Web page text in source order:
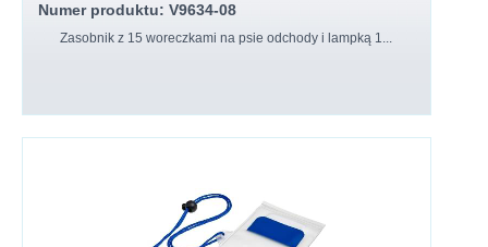
Numer produktu: V9634-08
Zasobnik z 15 woreczkami na psie odchody i lampką 1...